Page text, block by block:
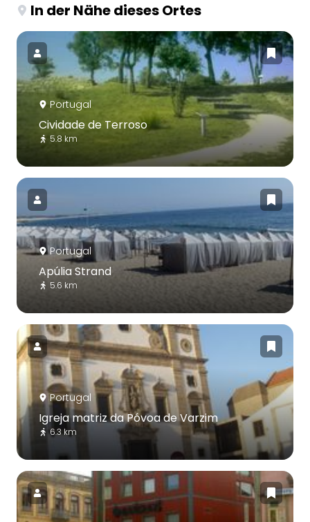
In der Nähe dieses Ortes
Portugal
Cividade de Terroso
5.8 km
Portugal
Apúlia Strand
5.6 km
Portugal
Igreja matriz da Póvoa de Varzim
6.3 km